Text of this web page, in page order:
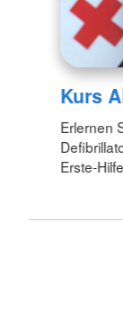
Kurs
Erlernen
Erste-